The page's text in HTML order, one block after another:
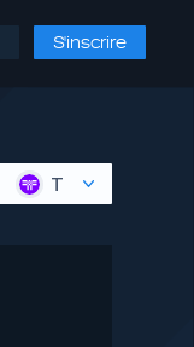
S'inscrire
T